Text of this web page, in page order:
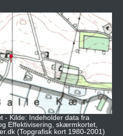
- Kilde: Indeholder data fra
Effektivisering, skærmkortet,
(Topgrafisk kort 1980-2001)